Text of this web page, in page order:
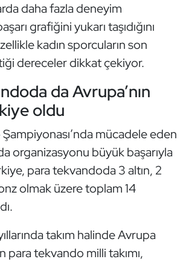
daha fazla deneyim
grafiğini yukarı taşıdığını
kadın sporcuların son
dereceler dikkat çekiyor.
da Avrupa’nın
oldu
mücadele eden
organizasyonu büyük başarıyla
para tekvandoda 3 altın, 2
olmak üzere toplam 14
takım halinde Avrupa
para tekvando milli takımı,
Fitness